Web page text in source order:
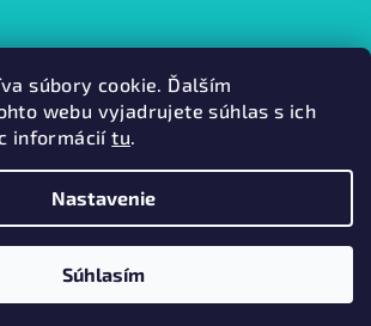
súbory cookie. Ďalším
webu vyjadrujete súhlas s ich
informáciítu.
Nastavenie
Súhlasím
Kamenná predajňa
Vytvoril Shoptet